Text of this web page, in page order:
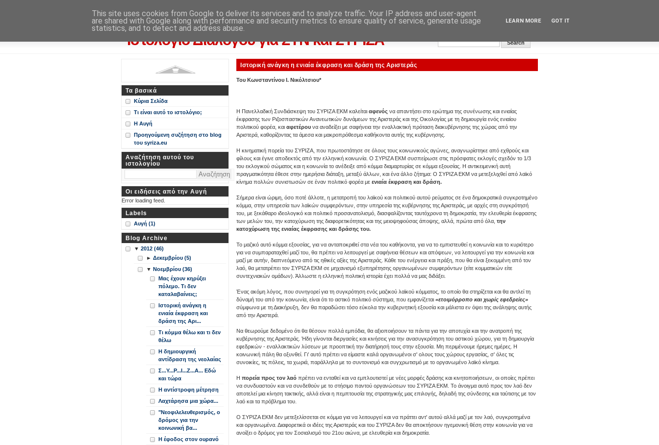
Αυγή: Κεντρική σελίδα
Ιστολόγιο Διαλόγου για ΣΥΝ και ΣΥΡΙΖΑ
Περί ΣΥΝ, ΣΥΡΙΖΑ και ευρωεκλογικού αποτελέσματος: από την εφημερίδα "Αυγή"
Ιστορική ανάγκη η ενιαία έκφραση και δράση της Αριστεράς
Του Κωνσταντίνου Ι. Νικόλτσιου*
Η Πανελλαδική Συνδιάσκεψη του ΣΥΡΙΖΑ ΕΚΜ καλείται αφενός να απαντήσει στο ερώτημα της συνένωσης και ενιαίας
έκφρασης των Ριζοσπαστικών Ανανεωτικών δυνάμεων της Αριστεράς και της Οικολογίας με τη δημιουργία ενός ενιαίου
πολιτικού φορέα, και αφετέρου να αναδείξει με σαφήνεια την εναλλακτική πρόταση διακυβέρνησης της χώρας από την
Αριστερά, καθορίζοντας τα άμεσα και μακροπρόθεσμα καθήκοντα αυτής της κυβέρνησης.
Η κινηματική πορεία του ΣΥΡΙΖΑ, που πρωτοστάτησε σε όλους τους κοινωνικούς αγώνες, αναγνωρίστηκε από εχθρούς και
φίλους και έγινε αποδεκτός από την ελληνική κοινωνία. Ο ΣΥΡΙΖΑ ΕΚΜ συσπείρωσε στις πρόσφατες εκλογές σχεδόν το 1/3
του εκλογικού σώματος και η κοινωνία το ανέδειξε από κόμμα διαμαρτυρίας σε κόμμα εξουσίας. Η αντικειμενική αυτή
πραγματικότητα έθεσε στην ημερήσια διάταξη, μεταξύ άλλων, και ένα άλλο ζήτημα: Ο ΣΥΡΙΖΑ ΕΚΜ να μετεξελιχθεί από λαϊκό
κίνημα πολλών συνιστωσών σε έναν πολιτικό φορέα με ενιαία έκφραση και δράση.
Σήμερα είναι ώριμη, όσο ποτέ άλλοτε, η μετατροπή του λαϊκού και πολιτικού αυτού ρεύματος σε ένα δημοκρατικά συγκροτημένο
κόμμα, στην υπηρεσία των λαϊκών συμφερόντων, στην υπηρεσία της κυβέρνησης της Αριστεράς, με αρχές στη συγκρότησή
του, με ξεκάθαρο ιδεολογικό και πολιτικό προσανατολισμό, διασφαλίζοντας ταυτόχρονα τη δημοκρατία, την ελευθερία έκφρασης
των μελών του, την κατοχύρωση της διαφορετικότητας και της μειοψηφούσας άποψης, αλλά, πρώτα από όλα, την
κατοχύρωση της ενιαίας έκφρασης και δράσης του.
Το μαζικό αυτό κόμμα εξουσίας, για να ανταποκριθεί στα νέα του καθήκοντα, για να το εμπιστευθεί η κοινωνία και το κυριότερο
για να συμπαραταχθεί μαζί του, θα πρέπει να λειτουργεί με σαφήνεια θέσεων και απόψεων, να λειτουργεί για την κοινωνία και
μαζί με αυτήν, διαπνεόμενο από τις ηθικές αξίες της Αριστεράς. Κάθε του ενέργεια και πράξη, που θα είναι ξεκομμένη από τον
λαό, θα μετατρέπει τον ΣΥΡΙΖΑ ΕΚΜ σε μηχανισμό εξυπηρέτησης οργανωμένων συμφερόντων (είτε κομματικών είτε
συντεχνιακών ομάδων). Άλλωστε η ελληνική πολιτική ιστορία έχει πολλά να μας διδάξει.
Ένας ακόμη λόγος, που συνηγορεί για τη συγκρότηση ενός μαζικού λαϊκού κόμματος, το οποίο θα στηρίζεται και θα αντλεί τη
δύναμή του από την κοινωνία, είναι ότι το αστικό πολιτικό σύστημα, που εμφανίζεται «ετοιμόρροπο και χωρίς εφεδρείες»
σύμφωνα με τη Διακήρυξη, δεν θα παραδώσει τόσο εύκολα την κυβερνητική εξουσία και μάλιστα εν όψει της ανάληψης αυτής
από την Αριστερά.
Να θεωρούμε δεδομένο ότι θα θέσουν πολλά εμπόδια, θα αξιοποιήσουν τα πάντα για την αποτυχία και την ανατροπή της
κυβέρνησης της Αριστεράς. Ήδη γίνονται διεργασίες και κινήσεις για την ανασυγκρότηση του αστικού χώρου, για τη δημιουργία
εφεδρικών - εναλλακτικών λύσεων με προοπτική την διατήρησή τους στην εξουσία. Μη περιμένουμε ήρεμες ημέρες. Η
κοινωνική πάλη θα οξυνθεί. Γι' αυτό πρέπει να είμαστε καλά οργανωμένοι σ' ολους τους χώρους εργασίας, σ' όλες τις
συνοικίες, τις πόλεις, τα χωριά, παράλληλα με το συντονισμό και συγχρωτισμό με το οργανωμένο λαϊκό κίνημα.
Η πορεία προς τον λαό πρέπει να ενταθεί και να εμπλουτιστεί με νέες μορφές δράσης και κινητοποιήσεων, οι οποίες πρέπει
να συνδυαστούν και να συνδεθούν με το στήσιμο παντού οργανώσεων του ΣΥΡΙΖΑ ΕΚΜ. Το άνοιγμα αυτό προς τον λαό δεν
αποτελεί μια κίνηση τακτικής, αλλά είναι η πεμπτουσία της στρατηγικής μας επιλογής, δηλαδή της σύνδεσης και ταύτισης με τον
λαό και τα πρόβλημα του.
Ο ΣΥΡΙΖΑ ΕΚΜ δεν μετεξελίσσεται σε κόμμα για να λειτουργεί και να πράττει αντ' αυτού αλλά μαζί με τον λαό, συγκροτημένα
και οργανωμένα. Διαφορετικά οι ιδέες της Αριστεράς και του ΣΥΡΙΖΑ δεν θα αποκτήσουν ηγεμονική θέση στην κοινωνία για να
ανοίξει ο δρόμος για τον Σοσιαλισμό του 21ου αιώνα, με ελευθερία και δημοκρατία.
Τα βασικά
Κύρια Σελίδα
Τι είναι αυτό το ιστολόγιο;
Η Αυγή
Προηγούμενη συζήτηση στο blog
του syriza.eu
Αναζήτηση αυτού του
ιστολογίου
Οι ειδήσεις από την Αυγή
Error loading feed.
Labels
Αυγή (1)
Blog Archive
▼ 2012 (46)
► Δεκεμβρίου (5)
▼ Νοεμβρίου (36)
Μας έχουν κηρύξει
πόλεμο. Τι δεν
καταλαβαίνεις;
Ιστορική ανάγκη η
ενιαία έκφραση και
δράση της Αρι...
Τι κόμμα θέλω και τι δεν
θέλω
Η δημιουργική
αντίδραση της νεολαίας
Σ...Υ...Ρ...Ι...Ζ...Α... Εδώ
και τώρα
Η αντίστροφη μέτρηση
Λαχτάρησα μια χώρα...
"Νεοφιλελευθερισμός, ο
δρόμος για την
κοινωνική βα...
Η έφοδος στον ουρανό
This site uses cookies from Google to deliver its services and to analyze traffic. Your IP address and user-agent
are shared with Google along with performance and security metrics to ensure quality of service, generate usage
statistics, and to detect and address abuse.
LEARN MORE GOT IT